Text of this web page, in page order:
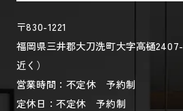
〒830-1221
福岡県三井郡大刀洗町大字高樋
近く）
営業時間：不定休 予約制
定休日：不定休 予約制